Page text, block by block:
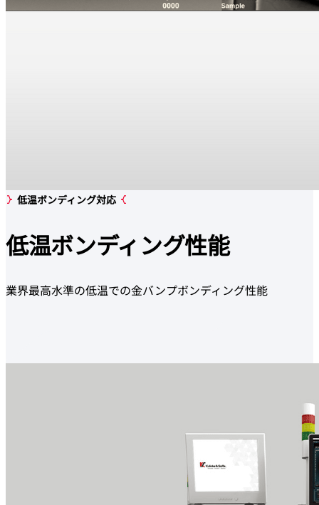
低温ボンディング対応
低温ボンディング性能
業界最高水準の低温での金バンプボンディング性能